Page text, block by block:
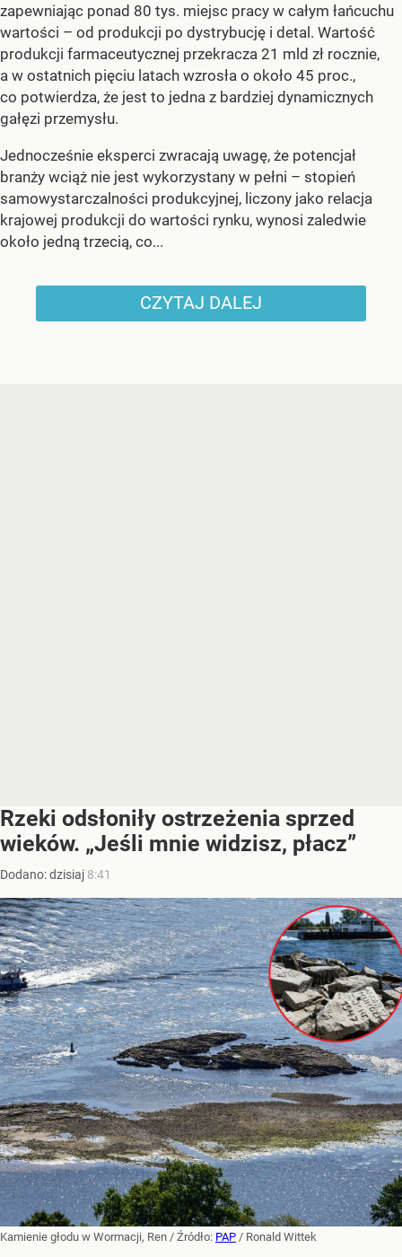
zapewniając ponad 80 tys. miejsc pracy w całym łańcuchu
wartości – od produkcji po dystrybucję i detal. Wartość
produkcji farmaceutycznej przekracza 21 mld zł rocznie,
a w ostatnich pięciu latach wzrosła o około 45 proc.,
co potwierdza, że jest to jedna z bardziej dynamicznych
gałęzi przemysłu.
Jednocześnie eksperci zwracają uwagę, że potencjał
branży wciąż nie jest wykorzystany w pełni – stopień
samowystarczalności produkcyjnej, liczony jako relacja
krajowej produkcji do wartości rynku, wynosi zaledwie
około jedną trzecią, co...
CZYTAJ DALEJ
Rzeki odsłoniły ostrzeżenia sprzed
wieków. „Jeśli mnie widzisz, płacz”
Dodano:dzisiaj 8:41
Kamienie głodu w Wormacji, Ren / Źródło: PAP / Ronald Wittek